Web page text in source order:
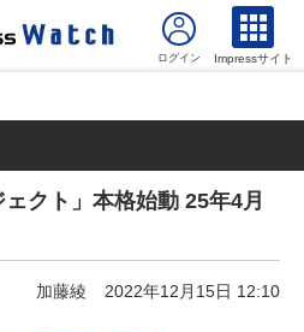
Impressサイト
ェクト」本格始動 25年4月
加藤綾 2022年12月15日 12:10